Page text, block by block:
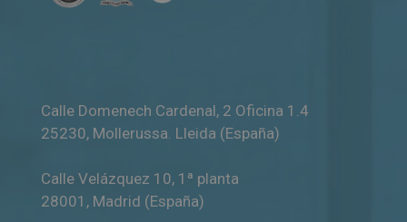
Calle Domenech Cardenal, 2 Oficina 1.4
25230, Mollerussa Lleida (España)
Calle Velázquez 10, 1ª planta
28001 , Madrid (España)